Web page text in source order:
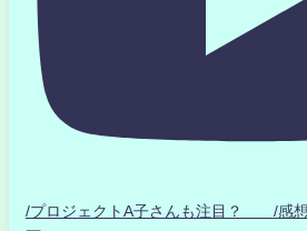
/プロジェクトA子さんも注目？ /感想